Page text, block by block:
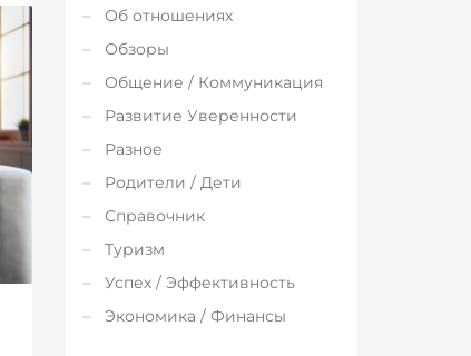
Об отношениях
Обзоры
Общение / Коммуникация
Развитие Уверенности
Разное
Родители / Дети
Справочник
Туризм
Успех / Эффективность
Экономика / Финансы